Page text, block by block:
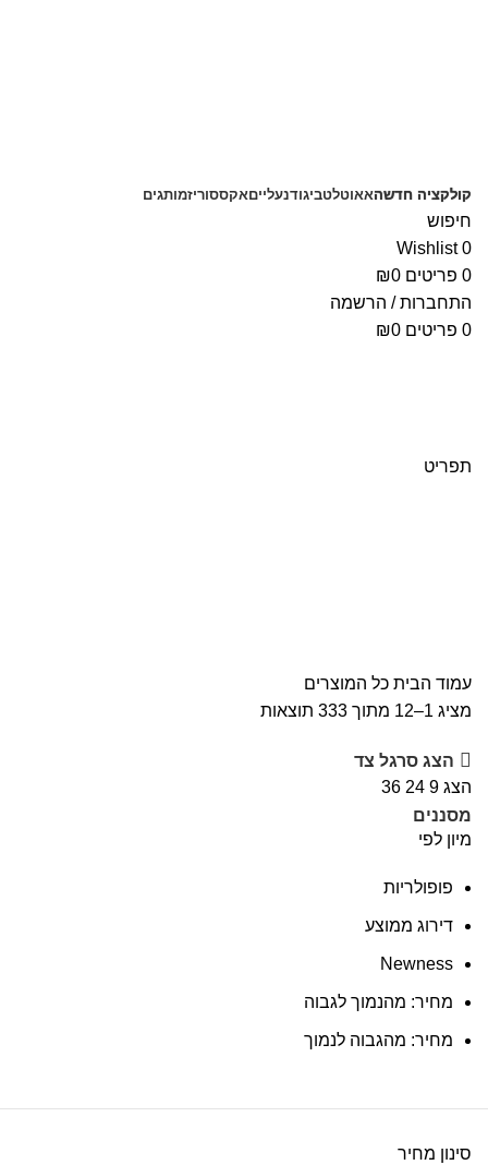
קולקציה חדשהאאוטלטביגודנעלייםאקססוריזמותגים
חיפוש
0
Wishlist
0 פריטים ₪0
התחברות / הרשמה
0 פריטים ₪0
תפריט
עמוד הבית כל המוצרים
מציג 1–12 מתוך 333 תוצאות
הצג סרגל צד
הצג 9
24
36
מסננים
מיון לפי
פופולריות
דירוג ממוצע
Newness
מחיר: מהנמוך לגבוה
מחיר: מהגבוה לנמוך
סינון מחיר